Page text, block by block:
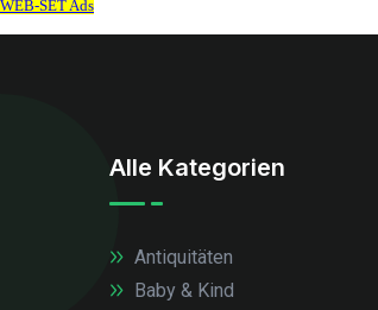
Alle Kategorien
Antiquitäten
Baby & Kind